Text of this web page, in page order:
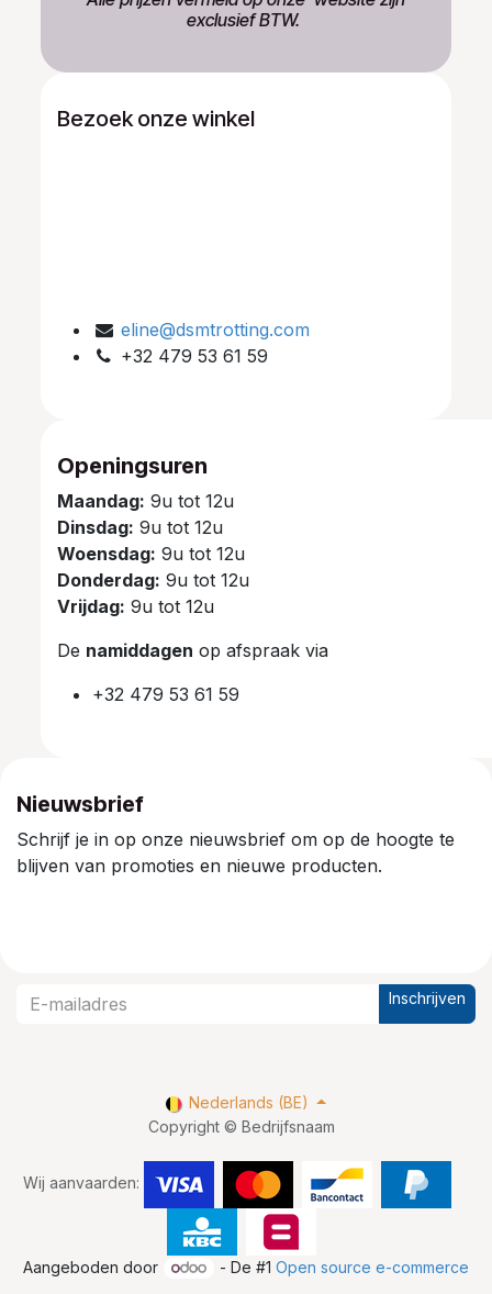
exclusief BTW.
Bezoek onze winkel
eline@dsmtrotting.com
+32 479 53 61 59
Openingsuren
Maandag: 9u tot 12u
Dinsdag: 9u tot 12u
Woensdag: 9u tot 12u
Donderdag: 9u tot 12u
Vrijdag: 9u tot 12u
De namiddagen op afspraak via
+32 479 53 61 59
Nieuwsbrief
Schrijf je in op onze nieuwsbrief om op de hoogte te
blijven van promoties en nieuwe producten.
Inschrijven
Copyright © Bedrijfsnaam
Wij aanvaarden:
Nederlands (BE)
Aangeboden door - De #1Open source e-commerce